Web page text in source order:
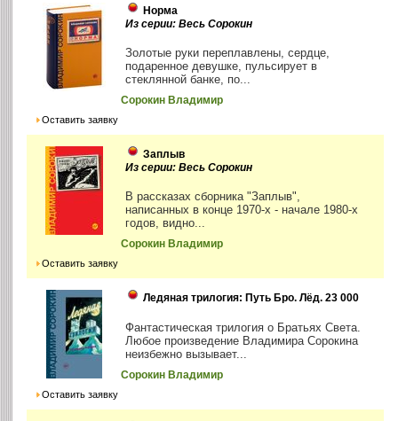
Норма
Из серии: Весь Сорокин
Золотые руки переплавлены, сердце,
подаренное девушке, пульсирует в
стеклянной банке, по...
Сорокин Владимир
Оставить заявку
Заплыв
Из серии: Весь Сорокин
В рассказах сборника "Заплыв",
написанных в конце 1970-х - начале 1980-х
годов, видно...
Сорокин Владимир
Оставить заявку
Ледяная трилогия: Путь Бро. Лёд. 23 000
Фантастическая трилогия о Братьях Света.
Любое произведение Владимира Сорокина
неизбежно вызывает...
Сорокин Владимир
Оставить заявку